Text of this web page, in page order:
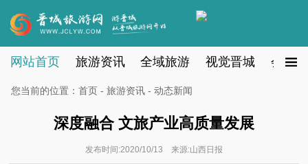
网站首页 旅游资讯 全域旅游 视觉晋城 会员
您当前的位置： 首页 - 旅游资讯 - 动态新闻
深度融合 文旅产业高质量发展
发布时间:2020/10/13 来源:山西日报